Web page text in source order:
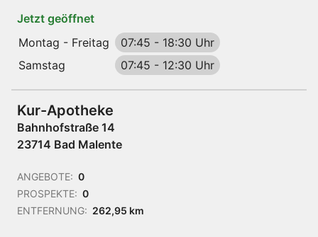
Jetzt geöffnet
Montag - Freitag
07:45 - 18:30 Uhr
Samstag
07:45 - 12:30 Uhr
Kur-Apotheke
Bahnhofstraße 14
23714 Bad Malente
ANGEBOTE: 0
PROSPEKTE: 0
ENTFERNUNG: 262,95 km